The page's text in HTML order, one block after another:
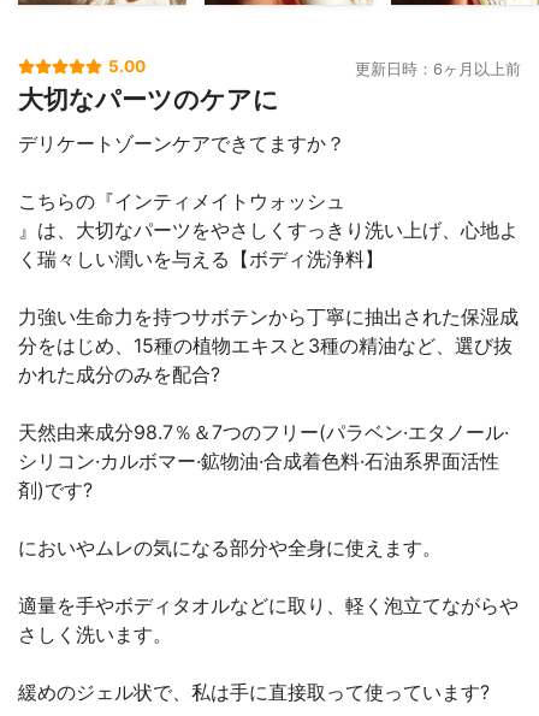
5.00 更新日時：6ヶ月以上前
大切なパーツのケアに
デリケートゾーンケアできてますか？
こちらの『インティメイトウォッシュ
』は、大切なパーツをやさしくすっきり洗い上げ、心地よ
く瑞々しい潤いを与える【ボディ洗浄料】
力強い生命力を持つサボテンから丁寧に抽出された保湿成
分をはじめ、15種の植物エキスと3種の精油など、選び抜
かれた成分のみを配合?
天然由来成分98.7％＆7つのフリー(パラベン·エタノール·
シリコン·カルボマー·鉱物油·合成着色料·石油系界面活性
剤)です?
においやムレの気になる部分や全身に使えます。
適量を手やボディタオルなどに取り、軽く泡立てながらや
さしく洗います。
緩めのジェル状で、私は手に直接取って使っています?